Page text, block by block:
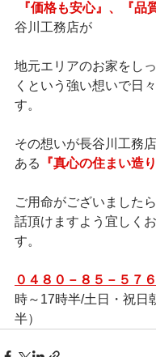
『価格も安心』、『品
谷川工務店が
地元エリアのお家をし
くという強い想いで日
す。
その想いが長谷川工務
ある
『真心の住まい造り
ご用命がございました
話頂けますよう宜しく
す。
０４８０－８５－５７
時～17時半/土日・祝日
半）